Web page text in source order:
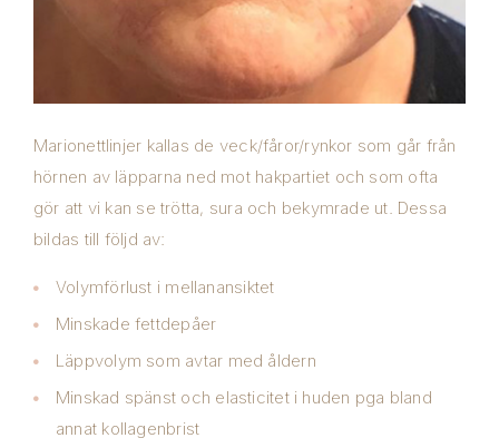
Marionettlinjer kallas de veck/fåror/rynkor som går från
hörnen av läpparna ned mot hakpartiet och som ofta
gör att vi kan se trötta, sura och bekymrade ut. Dessa
bildas till följd av:
Volymförlust i mellanansiktet
Minskade fettdepåer
Läppvolym som avtar med åldern
Minskad spänst och elasticitet i huden pga bland
annat kollagenbrist